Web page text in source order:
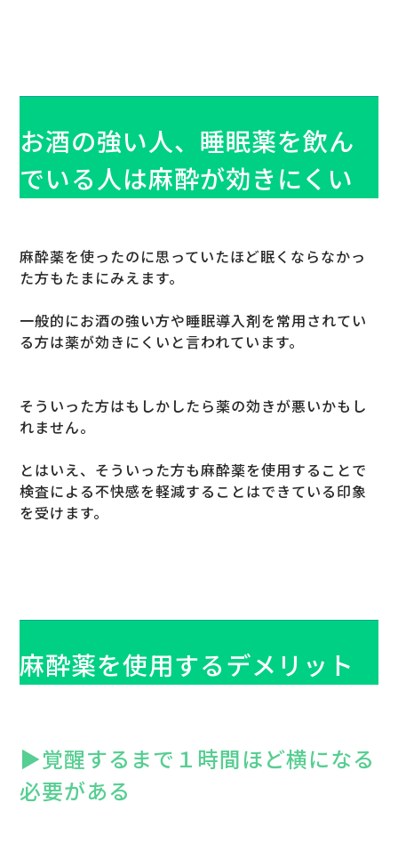
お酒の強い人、睡眠薬を飲ん
でいる人は麻酔が効きにくい
麻酔薬を使ったのに思っていたほど眠くならなかっ
た方もたまにみえます。
一般的にお酒の強い方や睡眠導入剤を常用されてい
る方は薬が効きにくいと言われています。
そういった方はもしかしたら薬の効きが悪いかもし
れません。
とはいえ、そういった方も麻酔薬を使用することで
検査による不快感を軽減することはできている印象
を受けます。
麻酔薬を使用するデメリット
▶︎覚醒するまで１時間ほど横になる
必要がある